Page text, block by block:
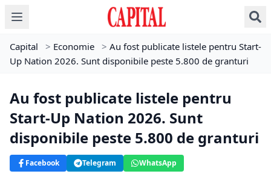
Capital > Economie > Au fost publicate listele pentru Start-
Up Nation 2026. Sunt disponibile peste 5.800 de granturi
Au fost publicate listele pentru
Start-Up Nation 2026. Sunt
disponibile peste 5.800 de granturi
Facebook Telegram WhatsApp